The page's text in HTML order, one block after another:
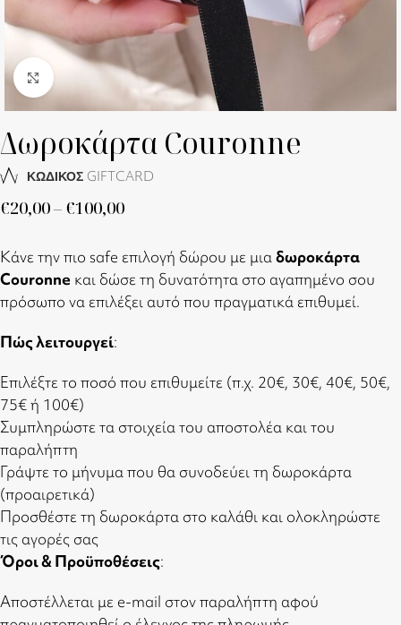
Click to enlarge
Δωροκάρτα Couronne
ΚΩΔΙΚΟΣ GIFTCARD
€20,00– €100,00
Κάνε την πιο safe επιλογή δώρου με μιαδωροκάρτα
Couronne και δώσε τη δυνατότητα στο αγαπημένο σου
πρόσωπο να επιλέξει αυτό που πραγματικά επιθυμεί.
Πώς λειτουργεί:
Επιλέξτε το ποσό που επιθυμείτε (π.χ. 20€, 30€, 40€, 50€,
75€ ή 100€)
Συμπληρώστε τα στοιχεία του αποστολέα και του
παραλήπτη
Γράψτε το μήνυμα που θα συνοδεύει τη δωροκάρτα
(προαιρετικά)
Προσθέστε τη δωροκάρτα στο καλάθι και ολοκληρώστε
τις αγορές σας
Όροι & Προϋποθέσεις:
Αποστέλλεται με e-mail στον παραλήπτη αφού